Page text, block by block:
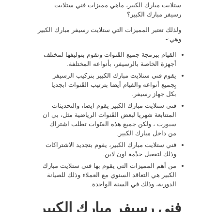
ستلايت مبارك الكبير، ماهي مميزات فني ستلايت
رسيفر مبارك الكبير؟
ولذلك تعتبر المميزات التي ستلايت رسيفر مبارك الكبير
وهي:-
القيام ببرمجة جميع القَنوات وتقوم بتوليفها لمختلف
أجهزة الخاصة بالرسيفر، بأنواعه المختلفة.
يقوم فني ستلايت مبارك الكبير بتركيب الرسيفر
بِجميع أنواعه والقيام أيضا بترتيب القَنوات ابجديا
بكل جهاز رسيفر.
فني ستلايت مبارك الكبير يقوم ايضا، والتحديثات
المتتابعة شهريا لبعض القَنوات الرياضية مثل، بي ان
سبورت ، ولكن جميع هذه القنَوات تطلب اشتراك
من داخل مبارك الكبير.
فني ستلايت مبارك الكبير، يقوم بتجديد الاشتراكات
وذلك لتفعيل خدْمة اون لاين.
من أهم المميزات التي يقوم بها فني ستلايت مبارك
الكبير هي التعاقد السنوي مع العملاء وذلك للصيانة
الدورية، وذلك في السنة الواحدة.
فني رسيفر مبارك الكبير